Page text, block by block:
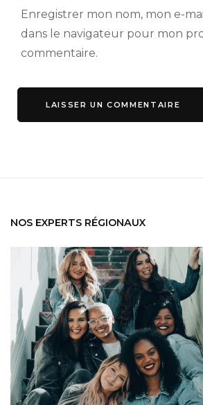
Enregistrer mon nom, mon e-
dans le navigateur pour mon
commentaire.
NOS EXPERTS RÉGIONAUX